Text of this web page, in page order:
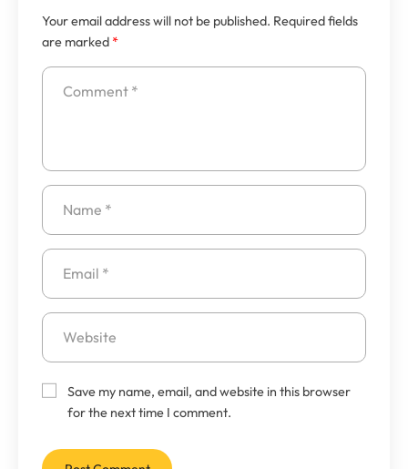
Your email address will not be published. Required fields
are marked *
Save my name, email, and website in this browser
for the next time I comment.